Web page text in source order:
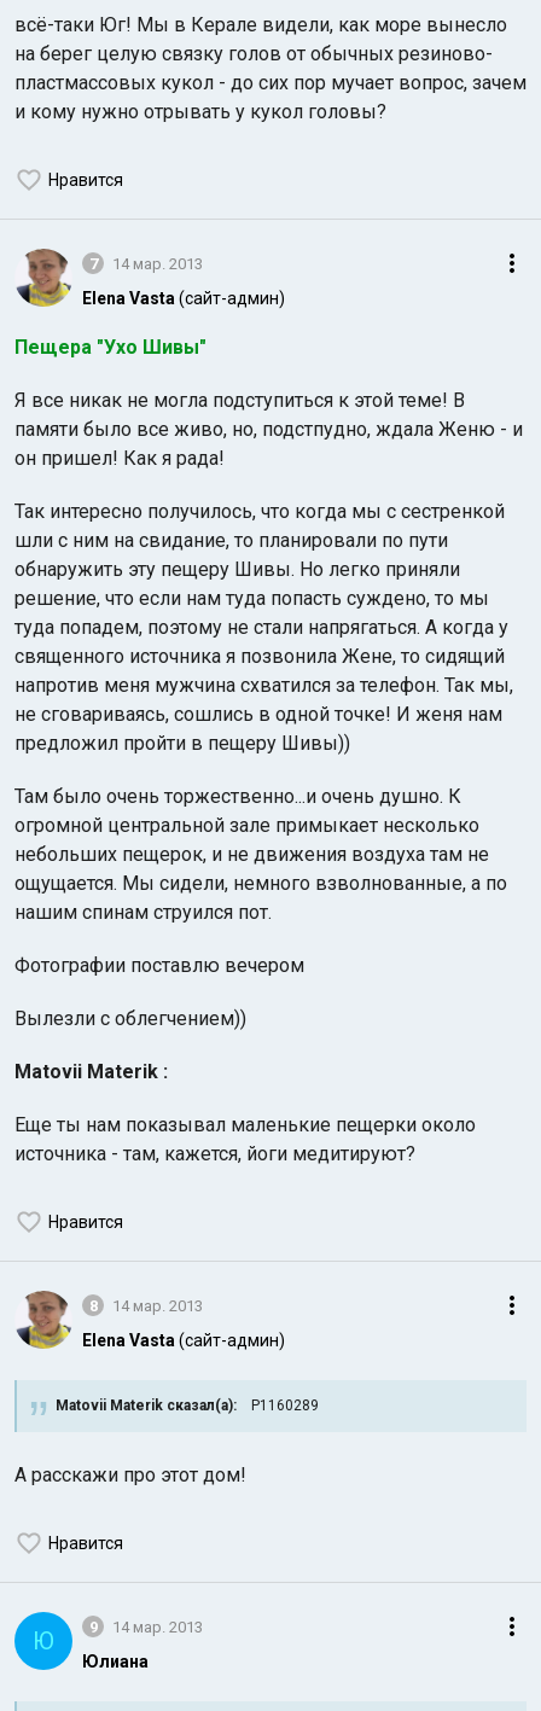
всё-таки Юг! Мы в Керале видели, как море вынесло
на берег целую связку голов от обычных резиново-
пластмассовых кукол - до сих пор мучает вопрос, зачем
и кому нужно отрывать у кукол головы?
Нравится
7 14 мар. 2013
Elena Vasta (сайт-админ)
Пещера "Ухо Шивы"
Я все никак не могла подступиться к этой теме! В
памяти было все живо, но, подстпудно, ждала Женю - и
он пришел! Как я рада!
Так интересно получилось, что когда мы с сестренкой
шли с ним на свидание, то планировали по пути
обнаружить эту пещеру Шивы. Но легко приняли
решение, что если нам туда попасть суждено, то мы
туда попадем, поэтому не стали напрягаться. А когда у
священного источника я позвонила Жене, то сидящий
напротив меня мужчина схватился за телефон. Так мы,
не сговариваясь, сошлись в одной точке! И женя нам
предложил пройти в пещеру Шивы))
Там было очень торжественно...и очень душно. К
огромной центральной зале примыкает несколько
небольших пещерок, и не движения воздуха там не
ощущается. Мы сидели, немного взволнованные, а по
нашим спинам струился пот.
Фотографии поставлю вечером
Вылезли с облегчением))
Matovii Materik :
Еще ты нам показывал маленькие пещерки около
источника - там, кажется, йоги медитируют?
Нравится
8 14 мар. 2013
Elena Vasta (сайт-админ)
Matovii Materik сказал(а): P1160289
А расскажи про этот дом!
Нравится
Ю 9 14 мар. 2013
Юлиана